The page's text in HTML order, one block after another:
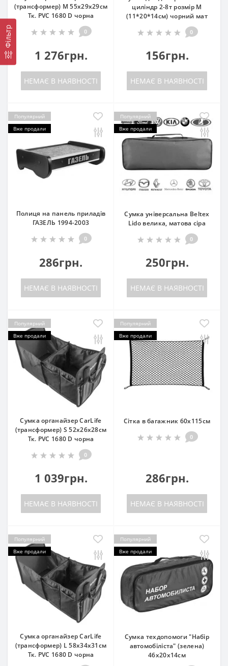
Фільтр
(трансформер) M 55х29х29см
Тк. PVC 1680 D чорна
0
1 276грн.
НЕМАЄ В НАЯВНОСТІ
циліндр 2-8т розмір М
(11*20*14см) чорний мат
0
156грн.
НЕМАЄ В НАЯВНОСТІ
Популярний
Вже продали
Полиця на панель приладів
ГАЗЕЛЬ 1994-2003
0
286грн.
НЕМАЄ В НАЯВНОСТІ
Популярний
Вже продали
Сумка універсальна Beltex
Lido велика, матова сіра
0
250грн.
НЕМАЄ В НАЯВНОСТІ
Популярний
Вже продали
Сумка органайзер CarLife
(трансформер) S 52х26х28см
Тк. PVC 1680 D чорна
0
1 039грн.
НЕМАЄ В НАЯВНОСТІ
Популярний
Вже продали
Сітка в багажник 60х115см
0
286грн.
НЕМАЄ В НАЯВНОСТІ
Популярний
Вже продали
Сумка органайзер CarLife
(трансформер) L 58х34х31см
Тк. PVC 1680 D чорна
Популярний
Вже продали
Сумка техдопомоги "Набір
автомобіліста" (зелена)
46х20х14см